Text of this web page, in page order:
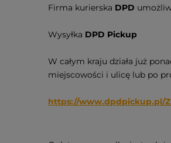
Firma kurierska DPD
Wysyłka DPD Pickup
W całym kraju działa już
miejscowości i ulicę lub po
https://www.dpdpickup.pl/